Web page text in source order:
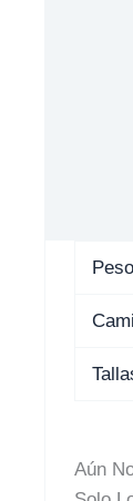
Peso
Aún